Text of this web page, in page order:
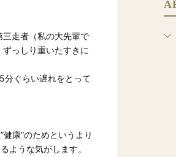
走者（私の大先輩で
っしり重いたすきに
分ぐらい遅れをとって
康”のためというより
ような気がします。